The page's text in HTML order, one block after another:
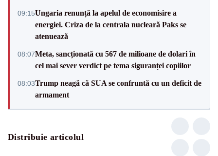
09:15Ungaria renunță la apelul de economisire a
energiei. Criza de la centrala nucleară Paks se
atenuează
08:07Meta, sancționată cu 567 de milioane de dolari în
cel mai sever verdict pe tema siguranței copiilor
08:03Trump neagă că SUA se confruntă cu un deficit de
armament
Distribuie articolul